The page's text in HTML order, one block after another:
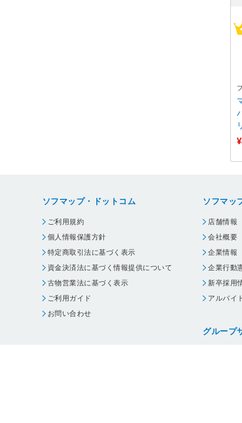
ソフマップ・ドットコム
ご利用規約
個人情報保護方針
特定商取引法に基づく表示
資金決済法に基づく情報提供について
古物営業法に基づく表示
ご利用ガイド
お問い合わせ
ソフマッ
店舗情報
会社概要
企業情報
企業行動
新卒採用
アルバイ
グループ